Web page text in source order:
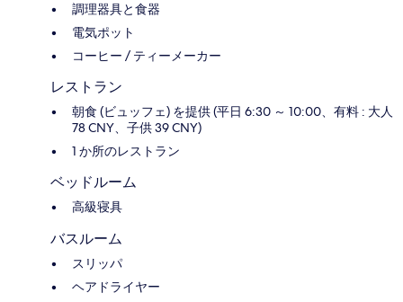
調理器具と食器
電気ポット
コーヒー / ティーメーカー
レストラン
朝食 (ビュッフェ) を提供 (平日 6:30 ～ 10:00、有料 : 大人
78 CNY、子供 39 CNY)
1 か所のレストラン
ベッドルーム
高級寝具
バスルーム
スリッパ
ヘアドライヤー